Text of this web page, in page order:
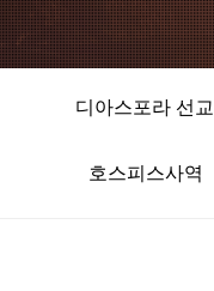
디아스포라 선교
호스피스사역